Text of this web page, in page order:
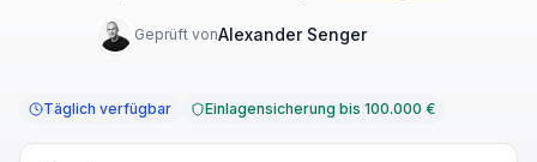
Geprüft vonAlexander Senger
Täglich verfügbar Einlagensicherung bis 100.000 €